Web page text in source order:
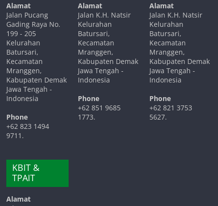
Alamat
Jalan Pucang
Gading Raya No.
199 - 205
Kelurahan
Batursari,
Kecamatan
Mranggen,
Kabupaten Demak
Jawa Tengah -
Indonesia
Phone
+62 823 1494
9711.
KBIT &
TPAIT
Alamat
Alamat
Jalan K.H. Natsir
Kelurahan
Batursari,
Kecamatan
Mranggen,
Kabupaten Demak
Jawa Tengah -
Indonesia
Phone
+62 851 9685
1773.
Alamat
Jalan K.H. Natsir
Kelurahan
Batursari,
Kecamatan
Mranggen,
Kabupaten Demak
Jawa Tengah -
Indonesia
Phone
+62 821 3753
5627.